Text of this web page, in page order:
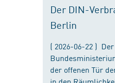
Der DIN-
Berlin
( 2026-06-22 )
der offenen Tür